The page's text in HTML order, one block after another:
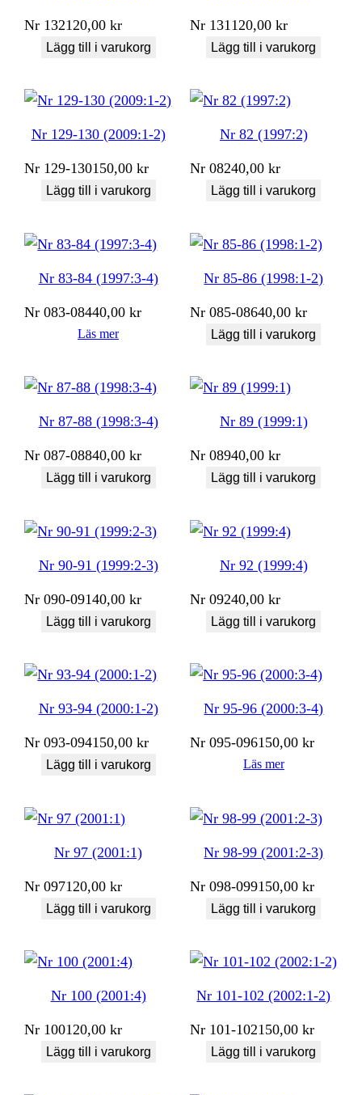
Nr 132120,00kr
Lägg till i varukorg
Nr 131 120,00kr
Lägg till i varukorg
Nr 129-130 (2009:1-2)
Nr 129-130150,00kr
Lägg till i varukorg
Nr 82 (1997:2)
Nr 08240,00kr
Lägg till i varukorg
Nr 83-84 (1997:3-4)
Nr 083-08440,00kr
Läs mer
Nr 85-86 (1998:1-2)
Nr 085-08640,00kr
Lägg till i varukorg
Nr 87-88 (1998:3-4)
Nr 087-08840,00kr
Lägg till i varukorg
Nr 89 (1999:1)
Nr 08940,00kr
Lägg till i varukorg
Nr 90-91 (1999:2-3)
Nr 090-09140,00kr
Lägg till i varukorg
Nr 92 (1999:4)
Nr 09240,00kr
Lägg till i varukorg
Nr 93-94 (2000:1-2)
Nr 093-094150,00kr
Lägg till i varukorg
Nr 95-96 (2000:3-4)
Nr 095-096150,00kr
Läs mer
Nr 97 (2001:1)
Nr 097120,00kr
Lägg till i varukorg
Nr 98-99 (2001:2-3)
Nr 098-099150,00kr
Lägg till i varukorg
Nr 100 (2001:4)
Nr 100120,00kr
Lägg till i varukorg
Nr 101-102 (2002:1-2)
Nr 101-102150,00kr
Lägg till i varukorg